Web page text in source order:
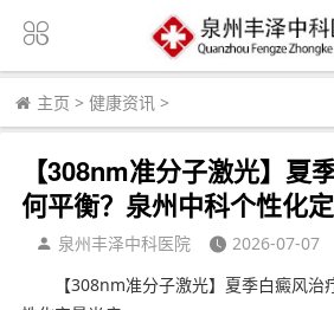
主页 > 健康资讯 >
【308nm准分子激光】夏
何平衡？泉州中科个性化
泉州丰泽中科医院
2026-07-07
【308nm准分子激光】夏季白癜风